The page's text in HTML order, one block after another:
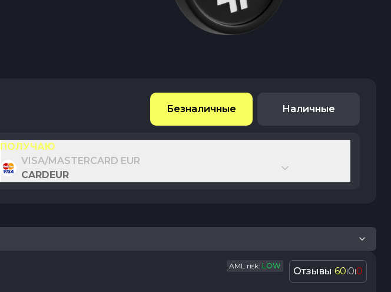
Безналичные Наличные
ПОЛУЧАЮ
VISA/MASTERCARD EUR
CARDEUR
AML risk: LOW Отзывы 60|0|0